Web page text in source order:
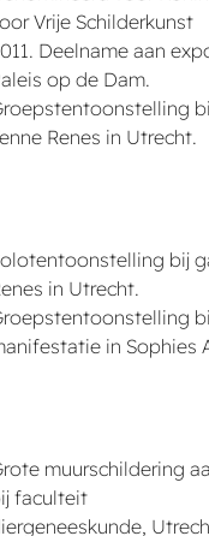
Vrije Schilderkunst
Deelname aan
op de Dam.
Renes in Utrecht.
bij
in Utrecht.
in Sophies
muurschildering
faculteit